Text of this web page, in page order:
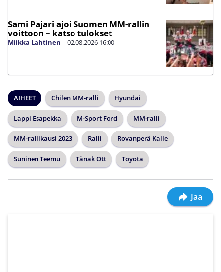
Sami Pajari ajoi Suomen MM-rallin
voittoon – katso tulokset
Miikka Lahtinen | 02.08.2026 16:00
AIHEET Chilen MM-ralli Hyundai
Lappi Esapekka M-Sport Ford MM-ralli
MM-rallikausi 2023 Ralli Rovanperä Kalle
Suninen Teemu Tänak Ott Toyota
Jaa